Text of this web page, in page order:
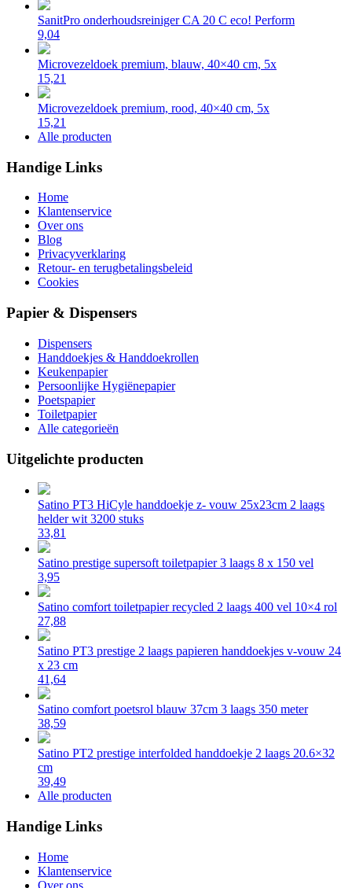
SanitPro onderhoudsreiniger CA 20 C eco! Perform
9,04
Microvezeldoek premium, blauw, 40×40 cm, 5x
15,21
Microvezeldoek premium, rood, 40×40 cm, 5x
15,21
Alle producten
Handige Links
Home
Klantenservice
Over ons
Blog
Privacyverklaring
Retour- en terugbetalingsbeleid
Cookies
Papier & Dispensers
Dispensers
Handdoekjes & Handdoekrollen
Keukenpapier
Persoonlijke Hygiënepapier
Poetspapier
Toiletpapier
Alle categorieën
Uitgelichte producten
Satino PT3 HiCyle handdoekje z- vouw 25x23cm 2 laags
helder wit 3200 stuks
33,81
Satino prestige supersoft toiletpapier 3 laags 8 x 150 vel
3,95
Satino comfort toiletpapier recycled 2 laags 400 vel 10×4 rol
27,88
Satino PT3 prestige 2 laags papieren handdoekjes v-vouw 24
x 23 cm
41,64
Satino comfort poetsrol blauw 37cm 3 laags 350 meter
38,59
Satino PT2 prestige interfolded handdoekje 2 laags 20.6×32
cm
39,49
Alle producten
Handige Links
Home
Klantenservice
Over ons